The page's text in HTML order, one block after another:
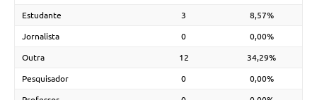
Estudante 3 8,57%
Jornalista 0 0,00%
Outra 12 34,29%
Pesquisador 0 0,00%